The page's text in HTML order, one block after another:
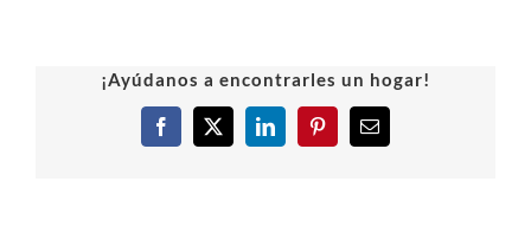
¡Ayúdanos a encontrarles un hogar!
Facebook
X LinkedInPinterestCorreo